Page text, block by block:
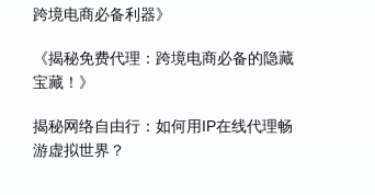
跨境电商必备利器》
《揭秘免费代理：跨境电商必备的隐藏
宝藏！》
揭秘网络自由行：如何用IP在线代理畅
游虚拟世界？